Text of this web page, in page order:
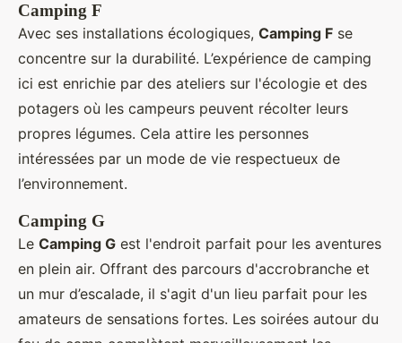
Camping F
Avec ses installations écologiques, Camping F se
concentre sur la durabilité. L’expérience de camping
ici est enrichie par des ateliers sur l'écologie et des
potagers où les campeurs peuvent récolter leurs
propres légumes. Cela attire les personnes
intéressées par un mode de vie respectueux de
l’environnement.
Camping G
Le Camping G est l'endroit parfait pour les aventures
en plein air. Offrant des parcours d'accrobranche et
un mur d’escalade, il s'agit d'un lieu parfait pour les
amateurs de sensations fortes. Les soirées autour du